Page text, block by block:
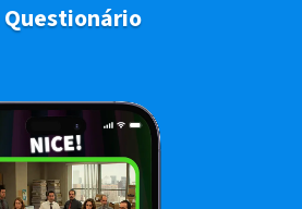
Questionário